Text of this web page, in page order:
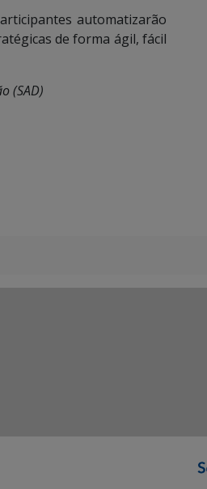
automatizarão
de forma ágil, fácil
(SAD)